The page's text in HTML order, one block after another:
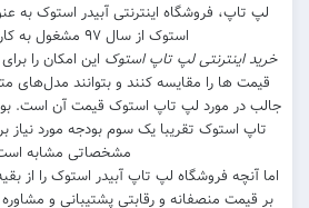
لپ تاپ، فروشگاه اینترنتی آبیدر استوک
استوک از سال ٩٧ مشغول به کار شده است.
خرید اینترنتی لپ تاپ استوک این امکان را
قیمت ها را مقایسه کنند و بتوانند مدل‌های
جالب در مورد لپ تاپ استوک قیمت آن است.
تاپ استوک تقریبا یک سوم بودجه مورد نیاز
مشخصاتی مشابه
اما آنچه فروشگاه لپ تاپ آبیدر استوک را از
بر قیمت منصفانه و رقابتی پشتیبانی و